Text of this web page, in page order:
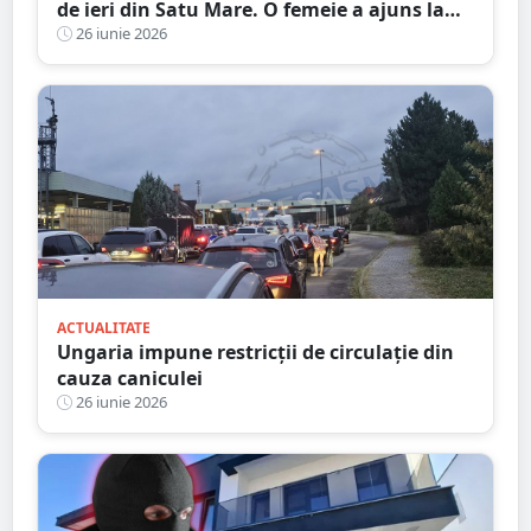
de ieri din Satu Mare. O femeie a ajuns la
spital
26 iunie 2026
ACTUALITATE
Ungaria impune restricții de circulație din
cauza caniculei
26 iunie 2026